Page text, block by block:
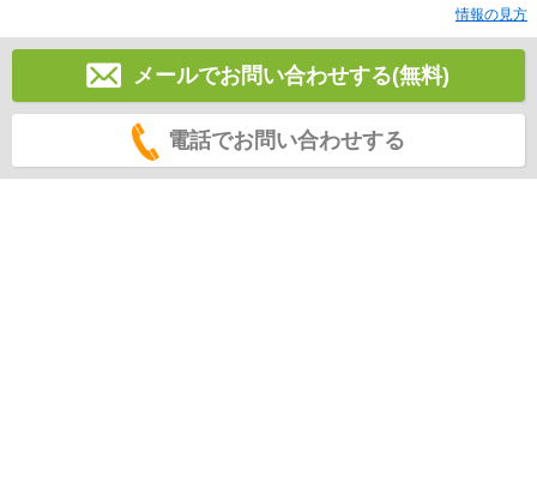
情報の見方
メールでお問い合わせする(無料)
電話でお問い合わせする